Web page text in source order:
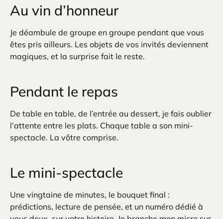
Au vin d’honneur
Je déambule de groupe en groupe pendant que vous
êtes pris ailleurs. Les objets de vos invités deviennent
magiques, et la surprise fait le reste.
Pendant le repas
De table en table, de l’entrée au dessert, je fais oublier
l’attente entre les plats. Chaque table a son mini-
spectacle. La vôtre comprise.
Le mini-spectacle
Une vingtaine de minutes, le bouquet final :
prédictions, lecture de pensée, et un numéro dédié à